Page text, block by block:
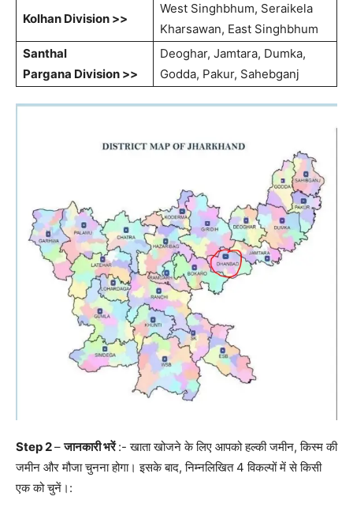
Kolhan Division >>
West Singhbhum, Seraikela
Kharsawan, East Singhbhum
Santhal
Pargana Division >>
Deoghar, Jamtara, Dumka,
Godda, Pakur, Sahebganj
Step 2–जानकारी भरें:- खाता खोजने के लिए आपको हल्की जमीन, किस्म की
जमीन और मौजा चुनना होगा। इसके बाद, निम्नलिखित 4 विकल्पों में से किसी
एक को चुनें।: